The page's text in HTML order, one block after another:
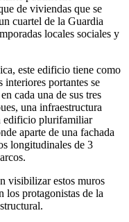
de viviendas que se
cuartel de la Guardia
locales sociales y
este edificio tiene como
interiores portantes se
cada una de sus tres
una infraestructura
edificio plurifamiliar
aparte de una fachada
longitudinales de 3
visibilizar estos muros
los protagonistas de la